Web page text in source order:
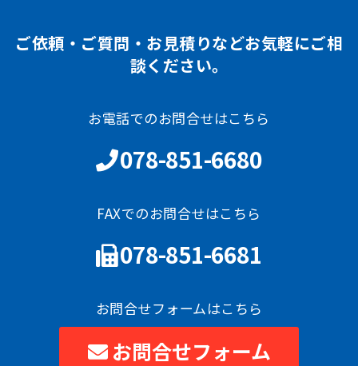
ご依頼・ご質問・お見積りなどお気軽にご相
談ください。
お電話でのお問合せはこちら
078-851-6680
FAXでのお問合せはこちら
078-851-6681
お問合せフォームはこちら
お問合せフォーム